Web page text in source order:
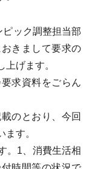
ック調整担当部
きまして要求の
げます。
求資料をごらん
のとおり、今回
す。
。1、消費生活相